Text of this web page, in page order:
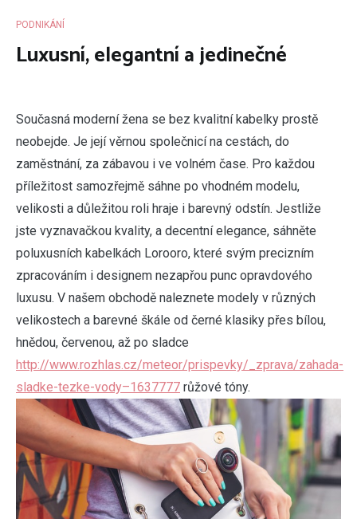
PODNIKÁNÍ
Luxusní, elegantní a jedinečné
Současná moderní žena se bez kvalitní kabelky prostě
neobejde. Je její věrnou společnicí na cestách, do
zaměstnání, za zábavou i ve volném čase. Pro každou
příležitost samozřejmě sáhne po vhodném modelu,
velikosti a důležitou roli hraje i barevný odstín. Jestliže
jste vyznavačkou kvality, a decentní elegance, sáhněte
poluxusních kabelkách Lorooro, které svým precizním
zpracováním i designem nezapřou punc opravdového
luxusu. V našem obchodě naleznete modely v různých
velikostech a barevné škále od černé klasiky přes bílou,
hnědou, červenou, až po sladce
http://www.rozhlas.cz/meteor/prispevky/_zprava/zahada-
sladke-tezke-vody–1637777 růžové tóny.